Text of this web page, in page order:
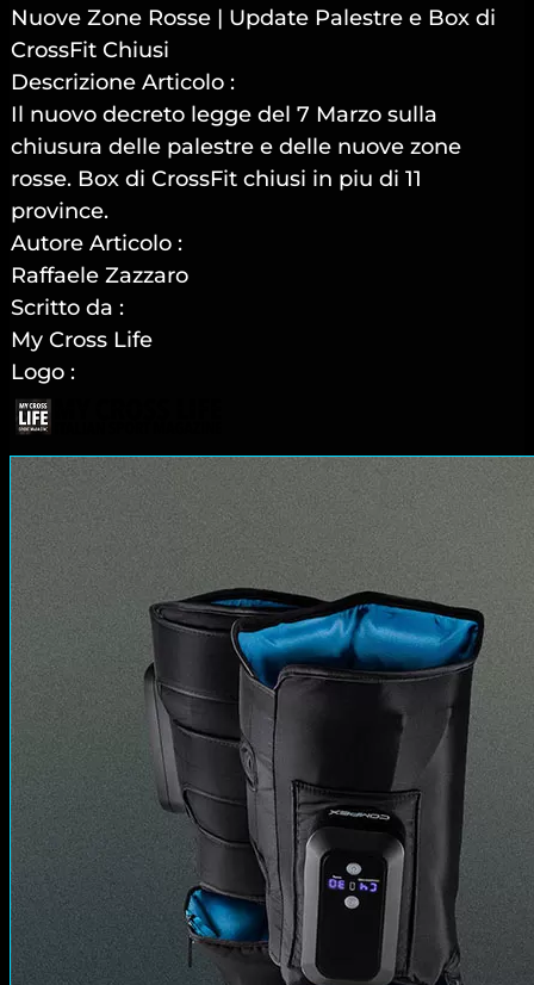
Nuove Zone Rosse | Update Palestre e Box di
CrossFit Chiusi
Descrizione Articolo :
Il nuovo decreto legge del 7 Marzo sulla
chiusura delle palestre e delle nuove zone
rosse. Box di CrossFit chiusi in piu di 11
province.
Autore Articolo :
Raffaele Zazzaro
Scritto da :
My Cross Life
Logo :